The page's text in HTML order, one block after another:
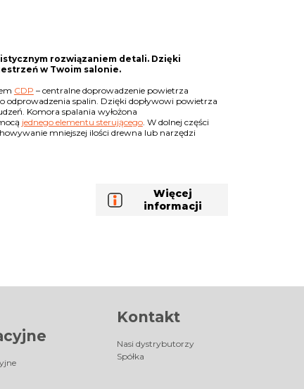
rozwiązaniem detali. Dzięki
w Twoim salonie.
CDP – centralne doprowadzenie powietrza
odprowadzenia spalin. Dzięki dopływowi powietrza
Komora spalania wyłożona
jednego elementu sterującego. W dolnej części
mniejszej ilości drewna lub narzędzi
Więcej
informacji
Kontakt
Nasi dystrybutorzy
Spółka